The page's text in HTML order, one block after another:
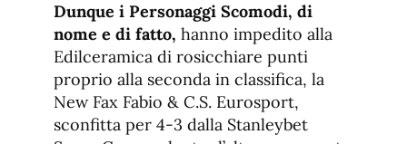
Dunque i Personaggi Scomodi, di
nome e di fatto, hanno impedito alla
Edilceramica di rosicchiare punti
proprio alla seconda in classifica, la
New Fax Fabio & C.S. Eurosport,
sconfitta per 4-3 dalla Stanleybet